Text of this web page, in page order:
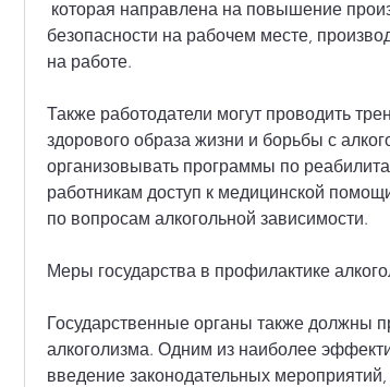
безопасности на рабочем месте,
на работе.
Также работодатели могут проводить
здорового образа жизни и борьбы с
организовывать программы по
работникам доступ к медицинской
по вопросам алкогольной зависимости.
Меры государства в профилактике
Государственные органы также должны
алкоголизма. Одним из наиболее
введение законодательных